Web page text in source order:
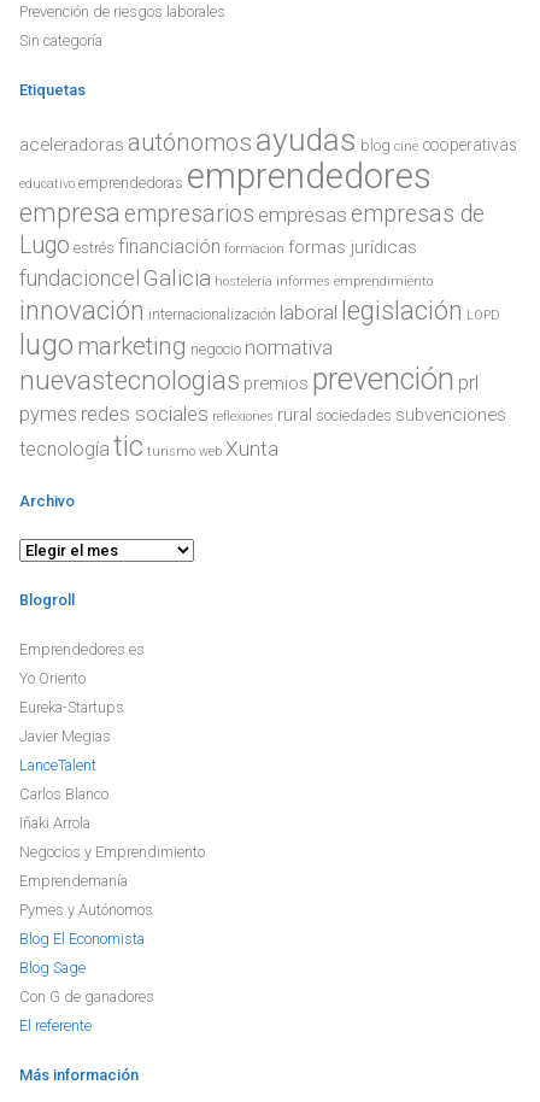
Prevención de riesgos laborales
Sin categoría
Etiquetas
aceleradoras autónomos ayudas blog cine cooperativas
educativo emprendedoras emprendedores
empresa empresarios empresas empresas de
Lugo estrés financiación formación formas jurídicas
fundacioncel Galicia hostelería informes emprendimiento
innovación internacionalización laboral legislación LOPD
lugo marketing negocio normativa
nuevastecnologias premios prevención prl
pymes redes sociales reflexiones rural sociedades subvenciones
tecnología tic turismo web Xunta
Archivo
Archivo
Blogroll
Emprendedores.es
Yo Oriento
Eureka-Startups
Javier Megias
LanceTalent
Carlos Blanco
Iñaki Arrola
Negocios y Emprendimiento
Emprendemanía
Pymes y Autónomos
Blog El Economista
Blog Sage
Con G de ganadores
El referente
Más información